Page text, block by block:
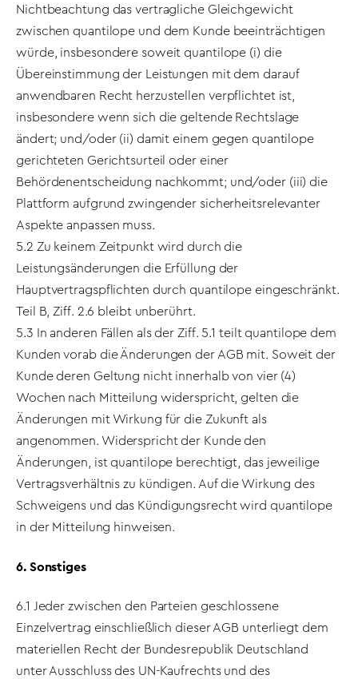
Nichtbeachtung das vertragliche Gleichgewicht
zwischen quantilope und dem Kunde beeinträchtigen
würde, insbesondere soweit quantilope (i) die
Übereinstimmung der Leistungen mit dem darauf
anwendbaren Recht herzustellen verpflichtet ist,
insbesondere wenn sich die geltende Rechtslage
ändert; und/oder (ii) damit einem gegen quantilope
gerichteten Gerichtsurteil oder einer
Behördenentscheidung nachkommt; und/oder (iii) die
Plattform aufgrund zwingender sicherheitsrelevanter
Aspekte anpassen muss.
5.2 Zu keinem Zeitpunkt wird durch die
Leistungsänderungen die Erfüllung der
Hauptvertragspflichten durch quantilope eingeschränkt.
Teil B, Ziff. 2.6 bleibt unberührt.
5.3 In anderen Fällen als der Ziff. 5.1 teilt quantilope dem
Kunden vorab die Änderungen der AGB mit. Soweit der
Kunde deren Geltung nicht innerhalb von vier (4)
Wochen nach Mitteilung widerspricht, gelten die
Änderungen mit Wirkung für die Zukunft als
angenommen. Widerspricht der Kunde den
Änderungen, ist quantilope berechtigt, das jeweilige
Vertragsverhältnis zu kündigen. Auf die Wirkung des
Schweigens und das Kündigungsrecht wird quantilope
in der Mitteilung hinweisen.
6. Sonstiges
6.1 Jeder zwischen den Parteien geschlossene
Einzelvertrag einschließlich dieser AGB unterliegt dem
materiellen Recht der Bundesrepublik Deutschland
unter Ausschluss des UN-Kaufrechts und des